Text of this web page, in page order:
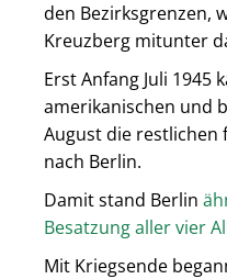
den Bezirksgrenzen,
Kreuzberg mitunter
Erst Anfang Juli 1945
amerikanischen und
August die restlichen
nach Berlin.
Damit stand Berlin
Besatzung aller vier
Mit Kriegsende